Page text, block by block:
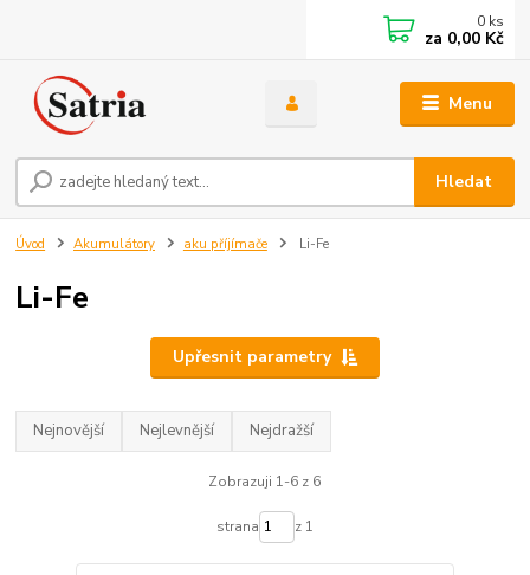
Menu
Hledat
0 ks
za 0,00 Kč
Úvod Akumulátory aku příjímače Li-Fe
Li-Fe
Upřesnit parametry
Nejnovější Nejlevnější Nejdražší
Zobrazuji 1-6 z 6
strana z 1